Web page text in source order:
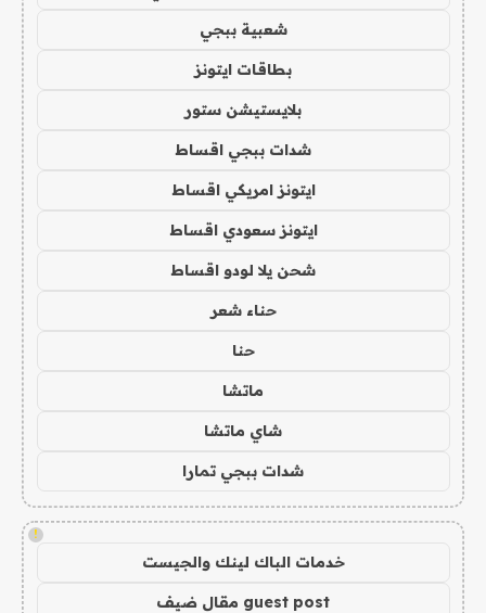
شعبية ببجي
بطاقات ايتونز
بلايستيشن ستور
شدات ببجي اقساط
ايتونز امريكي اقساط
ايتونز سعودي اقساط
شحن يلا لودو اقساط
حناء شعر
حنا
ماتشا
شاي ماتشا
شدات ببجي تمارا
!
خدمات الباك لينك والجيست
guest post مقال ضيف